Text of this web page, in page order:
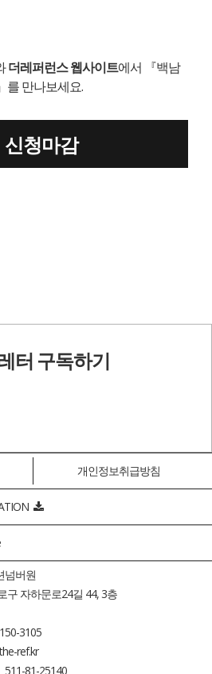
더레퍼런스 웹사이트에서 『백남
를 만나보세요.
신청마감
터 구독하기
개인정보취급방침
버원
자하문로24길 44, 3층
3105
ref.kr
81-25140